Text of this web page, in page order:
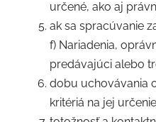
určené, ako aj
ak sa spracúvanie
f) Nariadenia,
predávajúci alebo
dobu uchovávania
kritériá na jej